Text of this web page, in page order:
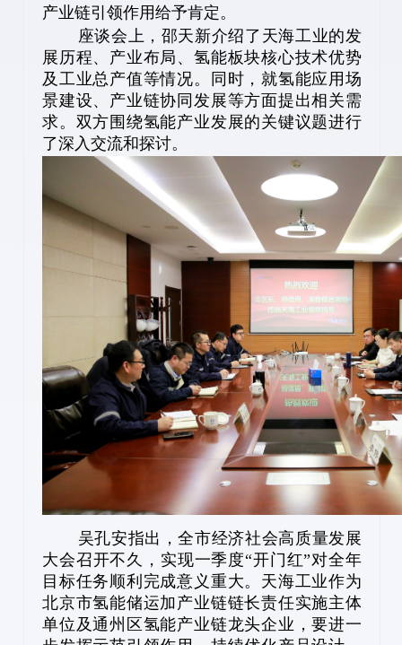
产业链引领作用给予肯定。
座谈会上，邵天新介绍了天海工业的发
展历程、产业布局、氢能板块核心技术优势
及工业总产值等情况。同时，就氢能应用场
景建设、产业链协同发展等方面提出相关需
求。双方围绕氢能产业发展的关键议题进行
了深入交流和探讨。
吴孔安指出，全市经济社会高质量发展
大会召开不久，实现一季度“开门红”对全年
目标任务顺利完成意义重大。天海工业作为
北京市氢能储运加产业链链长责任实施主体
单位及通州区氢能产业链龙头企业，要进一